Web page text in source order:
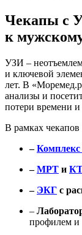
Чекапы с
к
УЗИ –
и ключевой
лет. В
анализы и
потери времени
В рамках
–
–МРТ и
– ЭКГ с
–
профилем и